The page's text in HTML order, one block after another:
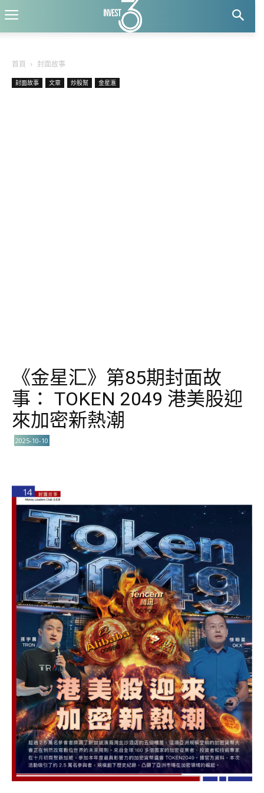
首頁 封面故事
封面故事 文章 炒股幫 金星滙
《金星汇》第85期封面故
事： TOKEN 2049 港美股迎
來加密新熱潮
2025-10-10